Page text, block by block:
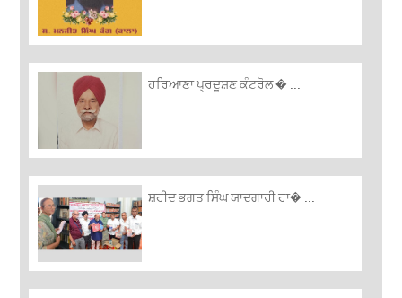
ਹਰਿਆਣਾ ਪ੍ਰਦੂਸ਼ਣ ਕੰਟਰੋਲ � ...
ਸ਼ਹੀਦ ਭਗਤ ਸਿੰਘ ਯਾਦਗਾਰੀ ਹਾ� ...